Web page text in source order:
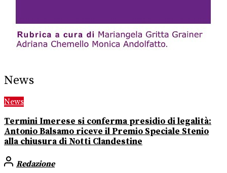
News
News
Termini Imerese si conferma presidio di legalità:
Antonio Balsamo riceve il Premio Speciale Stenio
alla chiusura di Notti Clandestine
Redazione